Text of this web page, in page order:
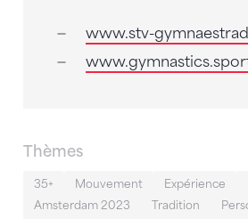
www.stv-
Thèmes
35+ Mouvement Expérience
Amsterdam 2023
Tradition